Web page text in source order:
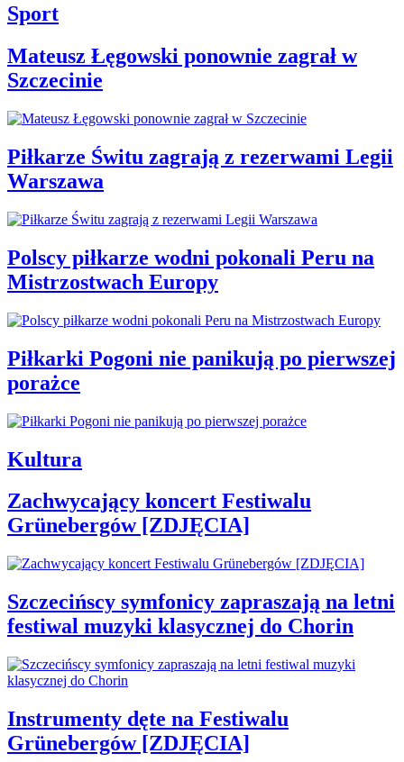
Sport
Mateusz Łęgowski ponownie zagrał w
Szczecinie
Piłkarze Świtu zagrają z rezerwami Legii
Warszawa
Polscy piłkarze wodni pokonali Peru na
Mistrzostwach Europy
Piłkarki Pogoni nie panikują po pierwszej
porażce
Kultura
Zachwycający koncert Festiwalu
Grünebergów [ZDJĘCIA]
Szczecińscy symfonicy zapraszają na letni
festiwal muzyki klasycznej do Chorin
Instrumenty dęte na Festiwalu
Grünebergów [ZDJĘCIA]